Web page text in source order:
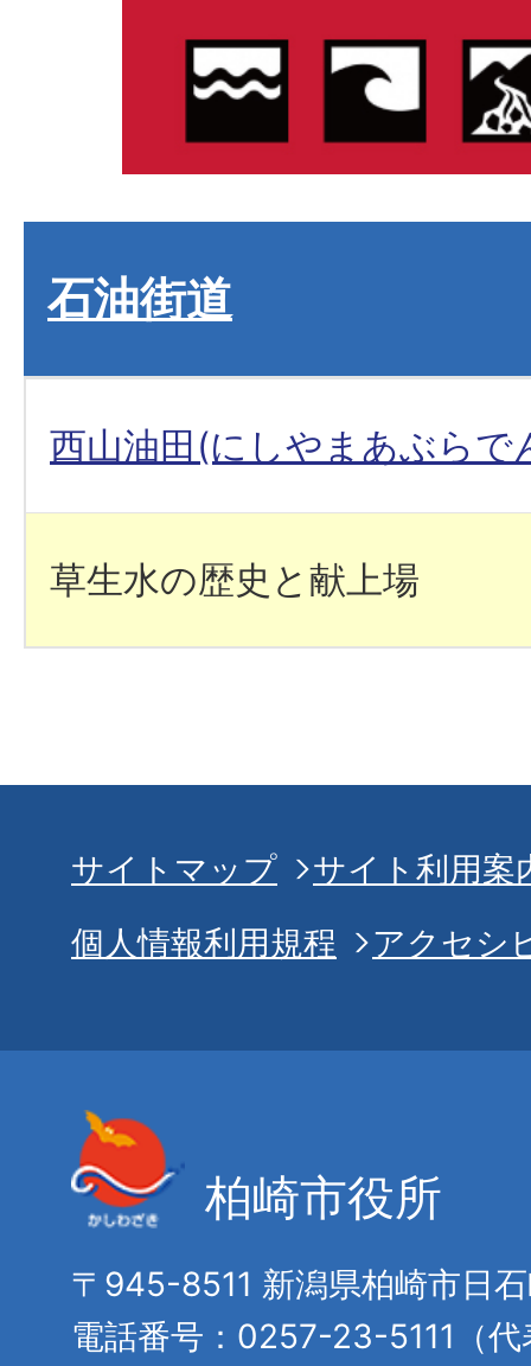
石油街道
西山油田(にしやまあぶらで
草生水の歴史と献上場
サイトマップ
サイト利用案
個人情報利用規程
アクセシ
柏崎市役所
〒945-8511 新潟県柏崎市日
電話番号：0257-23-5111（代